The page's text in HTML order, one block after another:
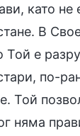
като не
В
Той е
по-
Той
няма